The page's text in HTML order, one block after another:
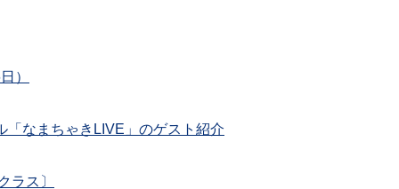
）
「なまちゃきLIVE」のゲスト紹介
ラス〕